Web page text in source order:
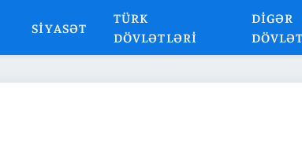
SIYASƏT
TÜRK
DÖVLƏTLƏRI
DIGƏR